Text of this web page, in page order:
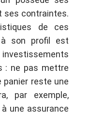
ses contraintes.
de ces
son profil est
investissements
: ne pas mettre
reste une
par exemple,
à une assurance